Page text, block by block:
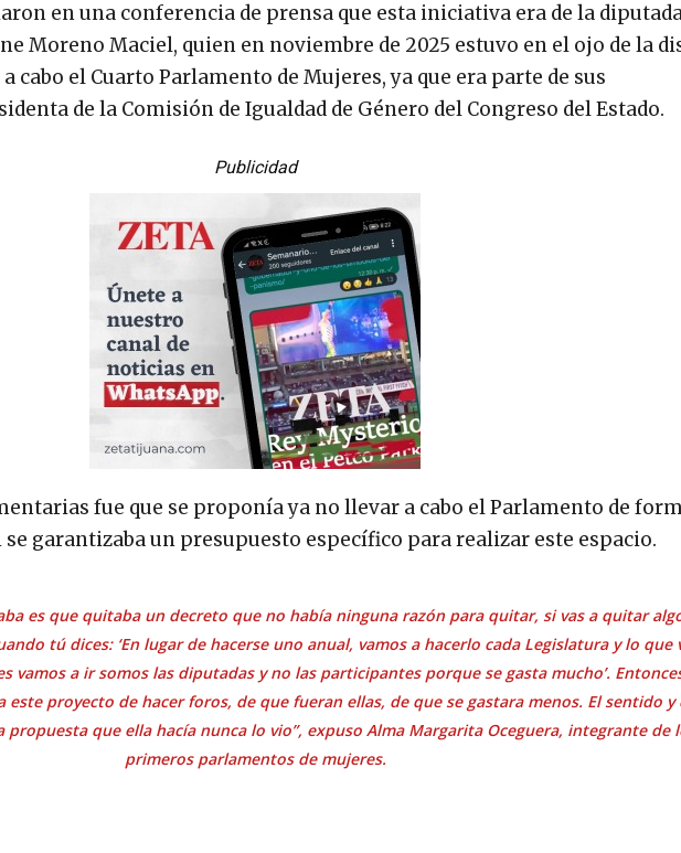
en una conferencia de prensa que esta iniciativa era de la
Moreno Maciel, quien en noviembre de 2025 estuvo en el ojo de la
cabo el Cuarto Parlamento de Mujeres, ya que era parte de sus
de la Comisión de Igualdad de Género del Congreso del Estado.
Publicidad
fue que se proponía ya no llevar a cabo el Parlamento de
se garantizaba un presupuesto específico para realizar este espacio.
es que quitaba un decreto que no había ninguna razón para quitar, si vas a quitar
tú dices: ‘En lugar de hacerse uno anual, vamos a hacerlo cada Legislatura y lo que
vamos a ir somos las diputadas y no las participantes porque se gasta mucho’.
este proyecto de hacer foros, de que fueran ellas, de que se gastara menos. El sentido
propuesta que ella hacía nunca lo vio”, expuso Alma Margarita Oceguera, integrante de
primeros parlamentos de mujeres.